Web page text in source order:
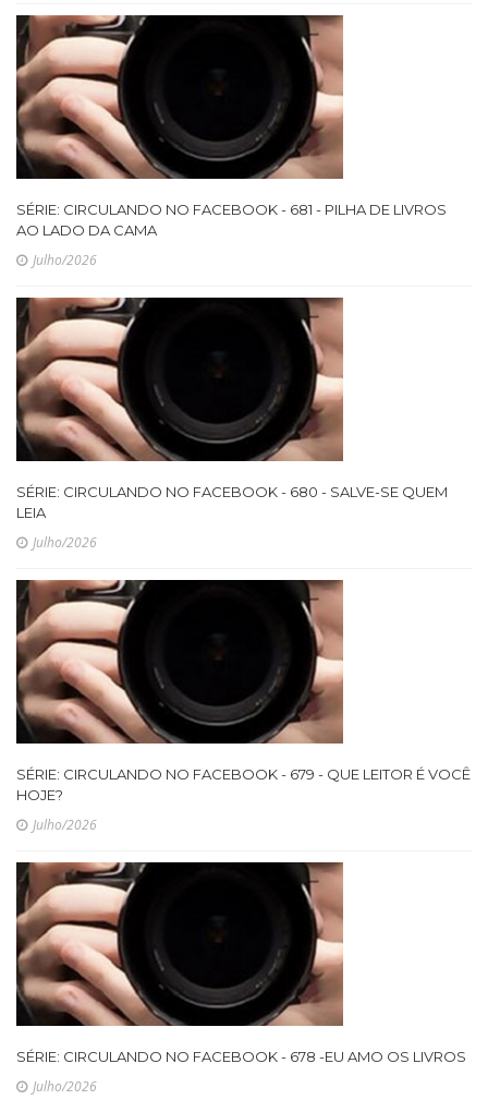
SÉRIE: CIRCULANDO NO FACEBOOK - 681 - PILHA DE LIVROS
AO LADO DA CAMA
Julho/2026
SÉRIE: CIRCULANDO NO FACEBOOK - 680 - SALVE-SE QUEM
LEIA
Julho/2026
SÉRIE: CIRCULANDO NO FACEBOOK - 679 - QUE LEITOR É VOCÊ
HOJE?
Julho/2026
SÉRIE: CIRCULANDO NO FACEBOOK - 678 -EU AMO OS LIVROS
Julho/2026